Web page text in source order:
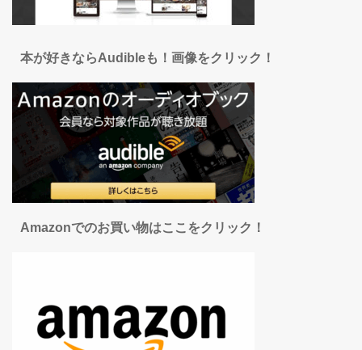
本が好きならAudibleも！画像をクリック！
Amazonでのお買い物はここをクリック！